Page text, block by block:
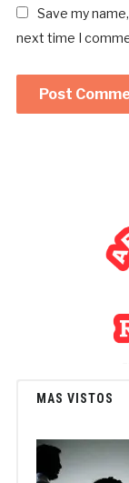
Save my
next time I
MAS VISTOS